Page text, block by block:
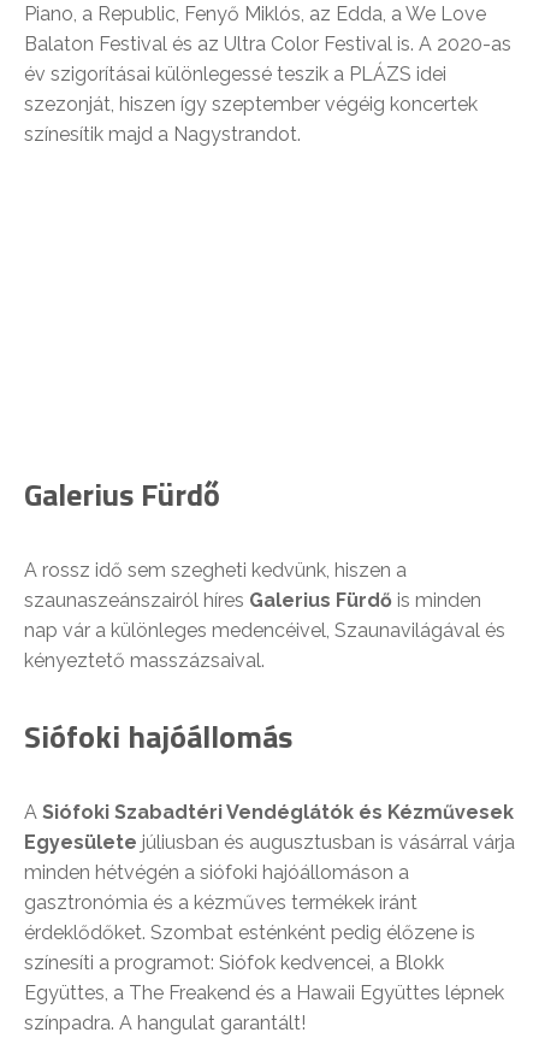
Piano, a Republic, Fenyő Miklós, az Edda, a We Love
Balaton Festival és az Ultra Color Festival is. A 2020-as
év szigorításai különlegessé teszik a PLÁZS idei
szezonját, hiszen így szeptember végéig koncertek
színesítik majd a Nagystrandot.
Galerius Fürdő
A rossz idő sem szegheti kedvünk, hiszen a
szaunaszeánszairól híres Galerius Fürdő is minden
nap vár a különleges medencéivel, Szaunavilágával és
kényeztető masszázsaival.
Siófoki hajóállomás
A Siófoki Szabadtéri Vendéglátók és Kézművesek
Egyesülete júliusban és augusztusban is vásárral várja
minden hétvégén a siófoki hajóállomáson a
gasztronómia és a kézműves termékek iránt
érdeklődőket. Szombat esténként pedig élőzene is
színesíti a programot: Siófok kedvencei, a Blokk
Együttes, a The Freakend és a Hawaii Együttes lépnek
színpadra. A hangulat garantált!